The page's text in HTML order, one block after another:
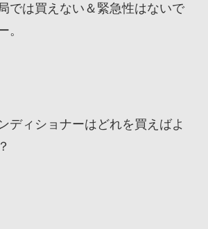
では買えない＆緊急性はないで
。
ディショナーはどれを買えばよ